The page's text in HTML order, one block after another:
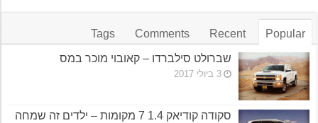
Popular
Recent
Comments
Tags
שברולט סילברדו – קאובוי מוכר במס
3 ביולי 2017
סקודה קודיאק 1.4 7 מקומות – ילדים זה שמחה